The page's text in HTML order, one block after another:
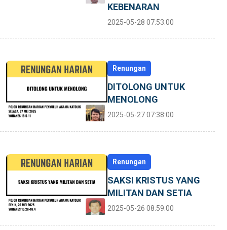
KEBENARAN
2025-05-28 07:53:00
Renungan
DITOLONG UNTUK
MENOLONG
2025-05-27 07:38:00
Renungan
SAKSI KRISTUS YANG
MILITAN DAN SETIA
2025-05-26 08:59:00